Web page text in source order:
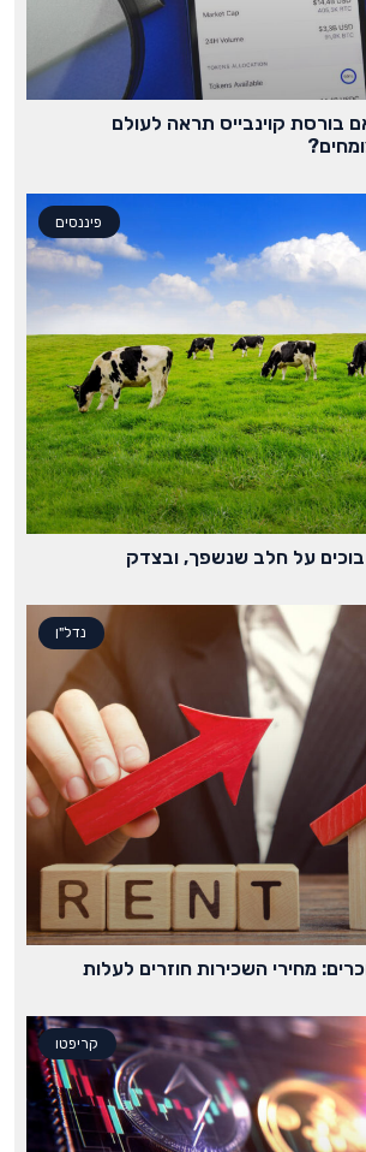
בורסת קוינבייס תראה לעולם
פיננסים
נדל"ן
מחירי השכירות חוזרים לעלות
קריפטו